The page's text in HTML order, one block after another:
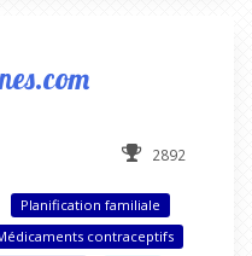
2892
Planification familiale
contraceptifs